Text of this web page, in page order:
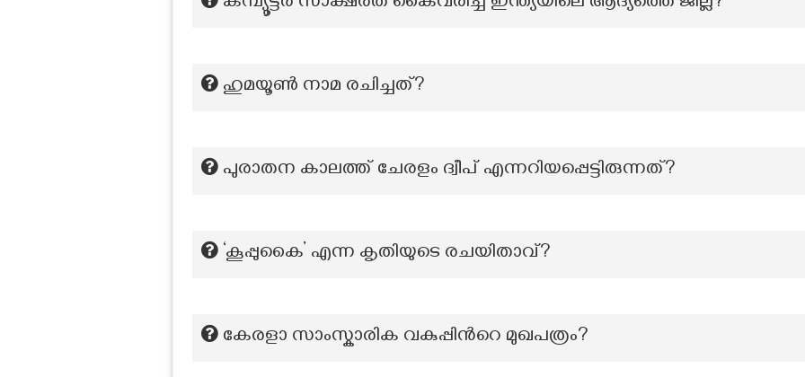
ഹുമയൂൺ നാമ രചിച്ചത്?
പുരാതന കാലത്ത് ചേരളം ദ്വീപ് എന്നറിയപ്പെട്ടിരുന്നത്?
‘കൂപ്പുകൈ’ എന്ന കൃതിയുടെ രചയിതാവ്?
കേരളാ സാംസ്കാരിക വകുപ്പിന്‍റെ മുഖപത്രം?